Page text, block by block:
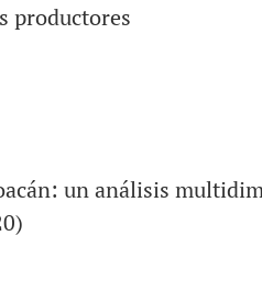
productores
un análisis